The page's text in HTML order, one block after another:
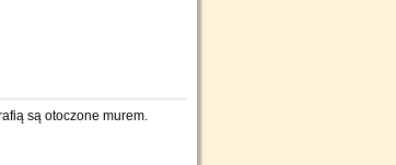
są otoczone murem.